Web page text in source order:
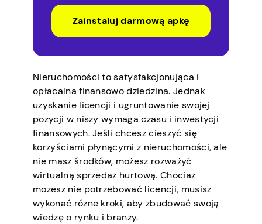
Zainstaluj darmową apkę
Nieruchomości to satysfakcjonująca i
opłacalna finansowo dziedzina. Jednak
uzyskanie licencji i ugruntowanie swojej
pozycji w niszy wymaga czasu i inwestycji
finansowych. Jeśli chcesz cieszyć się
korzyściami płynącymi z nieruchomości, ale
nie masz środków, możesz rozważyć
wirtualną sprzedaż hurtową. Chociaż
możesz nie potrzebować licencji, musisz
wykonać różne kroki, aby zbudować swoją
wiedzę o rynku i branży.